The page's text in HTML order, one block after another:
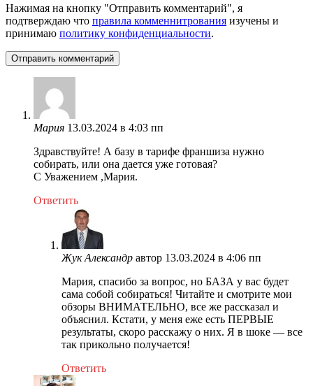
Нажимая на кнопку "Отправить комментарий", я
подтверждаю что правила комменнитрования изучены и
принимаю политику конфиденциальности.
Мария 13.03.2024 в 4:03 пп
Здравствуйте! А базу в тарифе франшиза нужно
собирать, или она дается уже готовая?
С Уважением ,Мария.
Ответить
Жук Александр автор 13.03.2024 в 4:06 пп
Мария, спасибо за вопрос, но БАЗА у вас будет
сама собой собираться! Читайте и смотрите мои
обзоры ВНИМАТЕЛЬНО, все же рассказал и
объяснил. Кстати, у меня еже есть ПЕРВЫЕ
результаты, скоро расскажу о них. Я в шоке — все
так прикольно получается!
Ответить